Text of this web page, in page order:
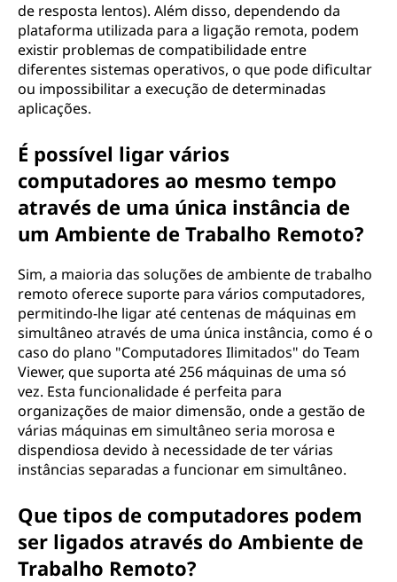
de resposta lentos). Além disso, dependendo da
plataforma utilizada para a ligação remota, podem
existir problemas de compatibilidade entre
diferentes sistemas operativos, o que pode dificultar
ou impossibilitar a execução de determinadas
aplicações.
É possível ligar vários
computadores ao mesmo tempo
através de uma única instância de
um Ambiente de Trabalho Remoto?
Sim, a maioria das soluções de ambiente de trabalho
remoto oferece suporte para vários computadores,
permitindo-lhe ligar até centenas de máquinas em
simultâneo através de uma única instância, como é o
caso do plano "Computadores Ilimitados" do Team
Viewer, que suporta até 256 máquinas de uma só
vez. Esta funcionalidade é perfeita para
organizações de maior dimensão, onde a gestão de
várias máquinas em simultâneo seria morosa e
dispendiosa devido à necessidade de ter várias
instâncias separadas a funcionar em simultâneo.
Que tipos de computadores podem
ser ligados através do Ambiente de
Trabalho Remoto?